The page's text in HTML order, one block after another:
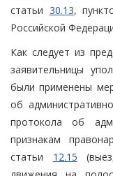
статьи 30.13,
Российской
Как следует из
заявительницы
были применены
об
протокола об
признакам
статьи 12.15